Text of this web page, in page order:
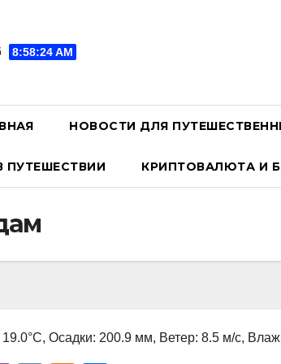
8:58:25 AM
НОВОСТИ ДЛЯ
ПУТЕШЕСТВИИ КРИПТОВАЛЮТА И
Осадки: 200.9 мм, Ветер: 8.5 м/с,